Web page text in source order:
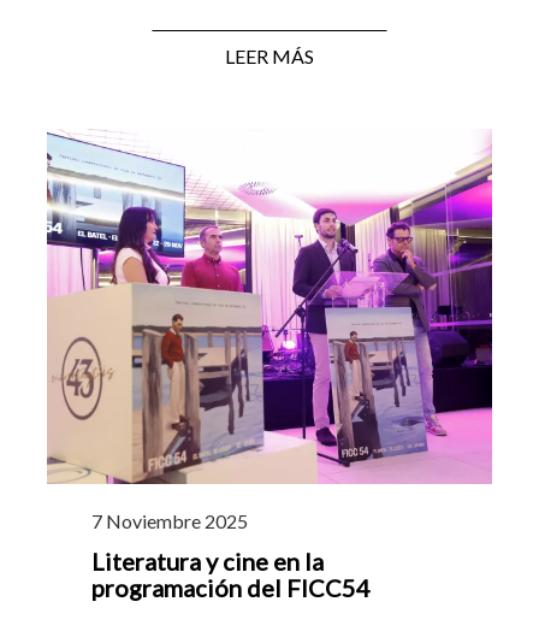
LEER MÁS
7 Noviembre 2025
Literatura y cine en la
programación del FICC54